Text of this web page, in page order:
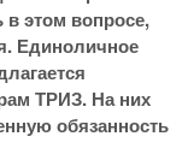
в этом вопросе,
Единоличное
ТРИЗ. На них
обязанность